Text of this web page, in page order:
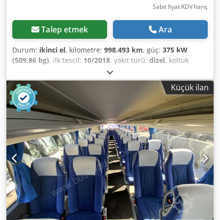
Sabit fiyat KDV hariç
Talep etmek Ara
Durum: ikinci el, kilometre: 998.493 km, güç: 375 kW
(509,86 bg), ilk tescil: 10/2018, yakıt türü: dizel, koltuk
otomatik
renk:beyaz, frenler:retarder, Üretim yılı:2018, Donanım:
ABS, elektronik denge programı (ESP), hidrolik
direksiyon, hız sabitleyici, immobilizer sistemi, klima,
merkezi kilitleme, sisal lambaları, tır çekici bağlantısı,
çekiş kontrolü, = Additional Options and Equipment = -
Electrically adjustable exterior mirrors - Electronic Braking
System (EBS) - Heater - Air conditioning - Refrigerator -
Alloy wheels - Radio - Radio/CD player - Sun visor flap -
Tachograph = Remarks = +++Screen+USB port+Power
socket at all seats+++ - General: - Engine: Mercedes-Benz -
AdBlue - Emissions standard: EURO6 - Transmission:
Automatic - Total seats: 85 - Seats: 83+1+1 sleeping seats
with lap belts - Original mileage - Safety: - Retarder -
Cruise control - Adaptive cruise control - ABS - ASR - ESP -
Küçük ilan